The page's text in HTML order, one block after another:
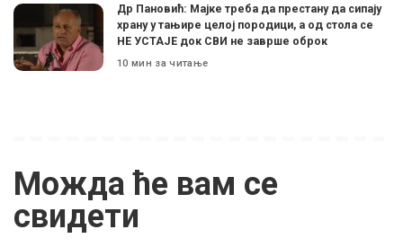
Др Пановић: Мајке треба да престану да сипају
храну у тањире целој породици, а од стола се
НЕ УСТАЈЕ док СВИ не заврше оброк
10 мин за читање
Можда ће вам се
свидети